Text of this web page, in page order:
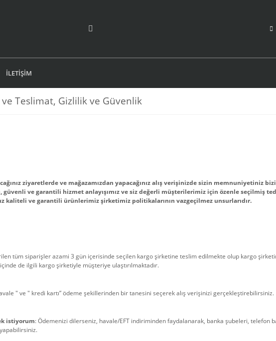
İLETİŞİM
Teslimat, Gizlilik ve Güvenlik
ziyaretlerde ve mağazamızdan yapacağınız alış verişinizde sizin memnuniyetiniz
güvenli ve garantili hizmet anlayışımız ve siz değerli müşterilerimiz için özenle seçilmiş
kaliteli ve garantili ürünlerimiz şirketimiz politikalarının vazgeçilmez unsurlarıdır.
tüm siparişler azami 3 gün içerisinde seçilen kargo şirketine teslim edilmekte olup kargo
de ilgili kargo şirketiyle müşteriye ulaştırılmaktadır.
" ve " kredi kartı” ödeme şekillerinden bir tanesini seçerek alış verişinizi gerçekleştirebilirsiniz.
istiyorum: Ödemenizi dilerseniz, havale/EFT indiriminden faydalanarak, banka şubeleri, telefon